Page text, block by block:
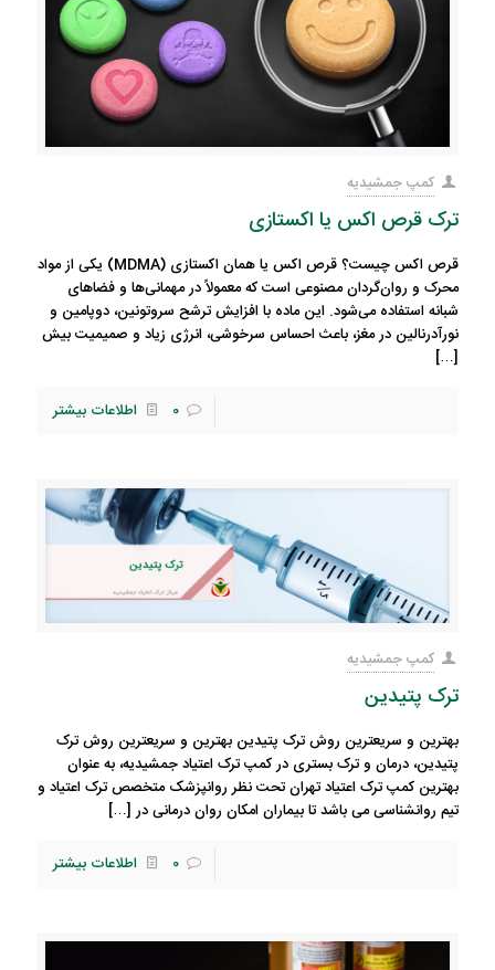
کمپ جمشیدیه
ترک قرص اکس یا اکستازی
قرص اکس چیست؟ قرص اکس یا همان اکستازی (MDMA) یکی از مواد
محرک و روان‌گردان مصنوعی است که معمولاً در مهمانی‌ها و فضاهای
شبانه استفاده می‌شود. این ماده با افزایش ترشح سروتونین، دوپامین و
نورآدرنالین در مغز، باعث احساس سرخوشی، انرژی زیاد و صمیمیت بیش
[…]
0 اطلاعات بیشتر
کمپ جمشیدیه
ترک پتیدین
بهترین و سریعترین روش ترک پتیدین بهترین و سریعترین روش ترک
پتیدین، درمان و ترک بستری در کمپ ترک اعتیاد جمشیدیه، به عنوان
بهترین کمپ ترک اعتیاد تهران تحت نظر روانپزشک متخصص ترک اعتیاد و
تیم روانشناسی می باشد تا بیماران امکان روان درمانی در […]
0 اطلاعات بیشتر